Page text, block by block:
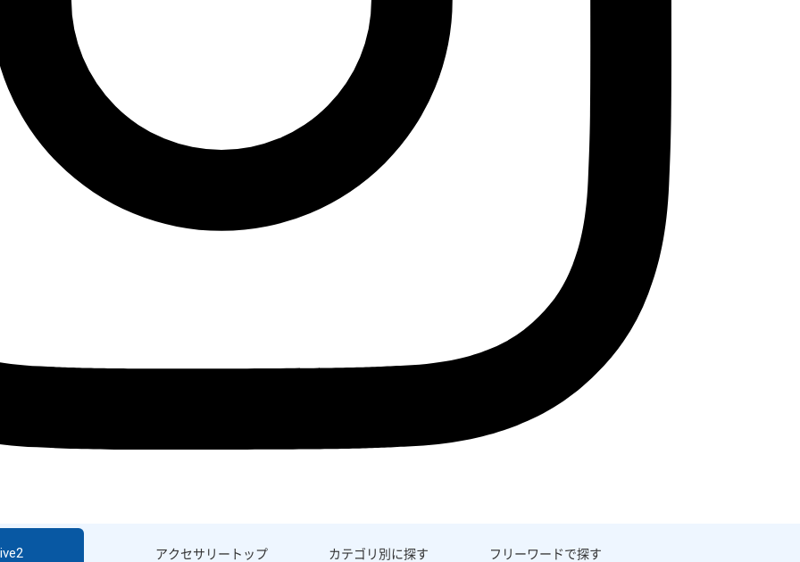
アクセサリー トップ カテゴリ別に探す フリーワードで探す